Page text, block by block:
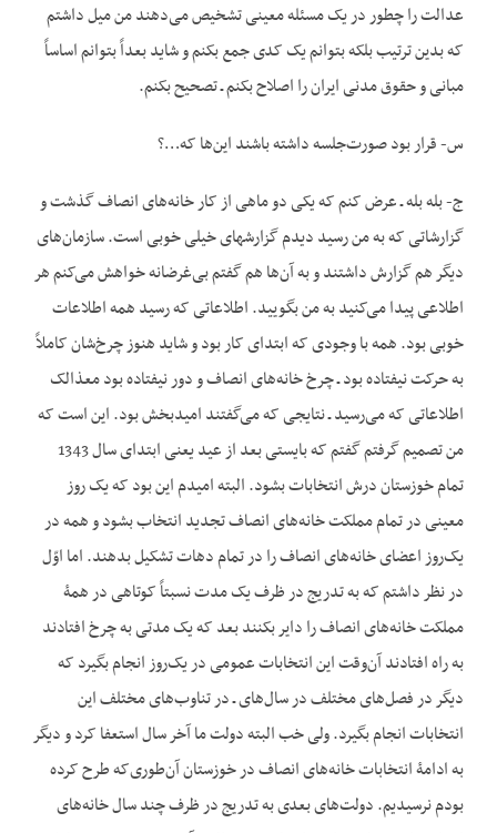
عدالت را چطور در یک مسئله معینی تشخیص می‌دهند من میل داشتم
که بدین ترتیب بلکه بتوانم یک کدی جمع بکنم و شاید بعداً بتوانم اساساً
مبانی و حقوق مدنی ایران را اصلاح بکنم ـ تصحیح بکنم.
س- قرار بود صورت‌جلسه داشته باشند این‌ها که…؟
ج- بله بله ـ عرض کنم که یکی دو ماهی از کار خانه‌های انصاف گذشت و
گزارشاتی که به من رسید دیدم گزارش‏های خیلی خوبی است. سازمان‌های
دیگر هم گزارش داشتند و به آن‌ها هم گفتم بی‌غرضانه خواهش می‌کنم هر
اطلاعی پیدا می‌کنید به من بگویید. اطلاعاتی که رسید همه اطلاعات
خوبی بود. همه با وجودی که ابتدای کار بود و شاید هنوز چرخ‌شان کاملاً
به حرکت نیفتاده بود ـ چرخ خانه‌های انصاف و دور نیفتاده بود مع‏ذالک
اطلاعاتی که می‌رسید ـ نتایجی که می‌گفتند امیدبخش بود. این‌ است که
من تصمیم گرفتم گفتم که بایستی بعد از عید یعنی ابتدای سال 1343
تمام خوزستان درش انتخابات بشود. البته امیدم این بود که یک روز
معینی در تمام مملکت خانه‌های انصاف تجدید انتخاب بشود و همه در
یک‌روز اعضای خانه‌های انصاف را در تمام دهات تشکیل بدهند. اما اوّل
در نظر داشتم که به تدریج در ظرف یک مدت نسبتاً کوتاهی در همۀ
مملکت خانه‌های انصاف را دایر بکنند بعد که یک مدتی به چرخ افتادند
به راه افتادند آن‌وقت این انتخابات عمومی در یک‌روز انجام بگیرد که
دیگر در فصل‌های مختلف در سال‌های ـ در تناوب‌های مختلف این
انتخابات انجام بگیرد. ولی خب البته دولت ما آخر سال استعفا کرد و دیگر
به ادامۀ انتخابات خانه‌های انصاف در خوزستان آن‌طوری‌که طرح کرده
بودم نرسیدیم. دولت‌های بعدی به تدریج در ظرف چند سال خانه‌های